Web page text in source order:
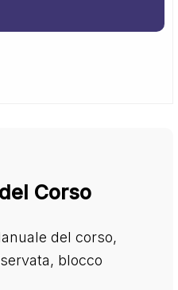
Corso
del corso,
blocco